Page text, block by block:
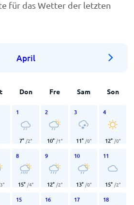
für das Wetter der letzten
April
Don Fre Sam Son
1
7° /2°
2
10° /1°
3
11° /0°
4
12° /0°
3°
8
15° /4°
9
12° /2°
10
13° /0°
11
15° /2°
15 16 17 18